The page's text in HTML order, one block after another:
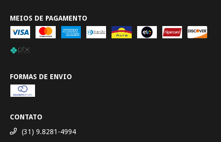
MEIOS DE PAGAMENTO
FORMAS DE ENVIO
CONTATO
(31) 9.8281-4994